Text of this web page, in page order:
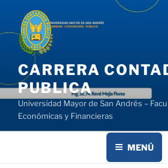
contenido
CARRERA
PUBLICA
Universidad Mayor de San Andrés –
Económicas y Financieras
MENÚ